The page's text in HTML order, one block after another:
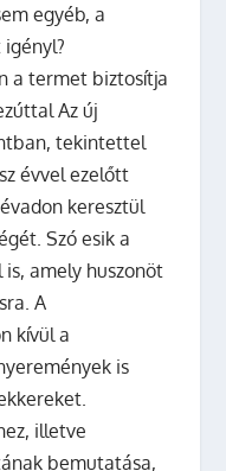
egyéb, a
a termet biztosítja
Az új
tekintettel
évvel ezelőtt
keresztül
Szó esik a
amely huszonöt
A
kívül a
is
illetve
bemutatása,